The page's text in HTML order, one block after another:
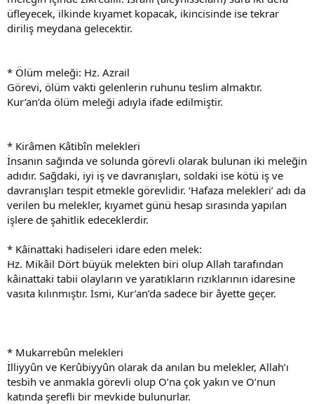
üfleyecek, ilkinde kıyamet kopacak, ikincisinde ise tekrar
diriliş meydana gelecektir.
* Ölüm meleği: Hz. Azrail
Görevi, ölüm vakti gelenlerin ruhunu teslim almaktır.
Kur’an’da ölüm meleği adıyla ifade edilmiştir.
* Kirâmen Kâtibîn melekleri
İnsanın sağında ve solunda görevli olarak bulunan iki meleğin
adıdır. Sağdaki, iyi iş ve davranışları, soldaki ise kötü iş ve
davranışları tespit etmekle görevlidir. ‘Hafaza melekleri’ adı da
verilen bu melekler, kıyamet günü hesap sırasında yapılan
işlere de şahitlik edeceklerdir.
* Kâinattaki hadiseleri idare eden melek:
Hz. Mikâil Dört büyük melekten biri olup Allah tarafından
kâinattaki tabii olayların ve yaratıkların rızıklarının idaresine
vasıta kılınmıştır. İsmi, Kur’an’da sadece bir âyette geçer.
* Mukarrebûn melekleri
İlliyyûn ve Kerûbiyyûn olarak da anılan bu melekler, Allah’ı
tesbih ve anmakla görevli olup O’na çok yakın ve O’nun
katında şerefli bir mevkide bulunurlar.